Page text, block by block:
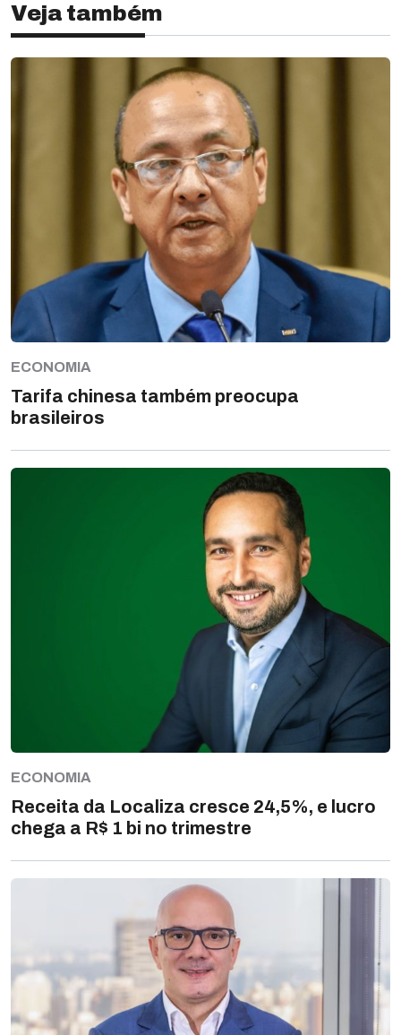
Veja também
ECONOMIA
Tarifa chinesa também preocupa
brasileiros
ECONOMIA
Receita da Localiza cresce 24,5%, e lucro
chega a R$ 1 bi no trimestre